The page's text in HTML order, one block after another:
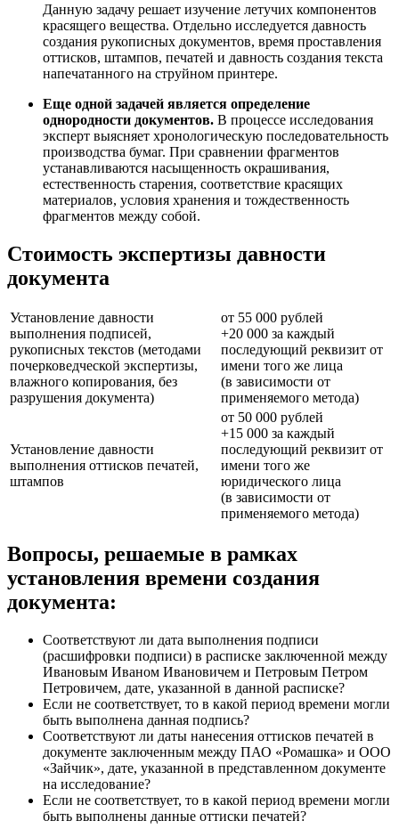
Данную задачу решает изучение летучих компонентов
красящего вещества. Отдельно исследуется давность
создания рукописных документов, время проставления
оттисков, штампов, печатей и давность создания текста
напечатанного на струйном принтере.
Еще одной задачей является определение
однородности документов. В процессе исследования
эксперт выясняет хронологическую последовательность
производства бумаг. При сравнении фрагментов
устанавливаются насыщенность окрашивания,
естественность старения, соответствие красящих
материалов, условия хранения и тождественность
фрагментов между собой.
Стоимость экспертизы давности
документа
Установление давности
выполнения подписей,
рукописных текстов (методами
почерковедческой экспертизы,
влажного копирования, без
разрушения документа)
от 55 000 рублей
+20 000 за каждый
последующий реквизит от
имени того же лица
(в зависимости от
применяемого метода)
Установление давности
выполнения оттисков печатей,
штампов
от 50 000 рублей
+15 000 за каждый
последующий реквизит от
имени того же
юридического лица
(в зависимости от
применяемого метода)
Вопросы, решаемые в рамках
установления времени создания
документа:
Соответствуют ли дата выполнения подписи
(расшифровки подписи) в расписке заключенной между
Ивановым Иваном Ивановичем и Петровым Петром
Петровичем, дате, указанной в данной расписке?
Если не соответствует, то в какой период времени могли
быть выполнена данная подпись?
Соответствуют ли даты нанесения оттисков печатей в
документе заключенным между ПАО «Ромашка» и ООО
«Зайчик», дате, указанной в представленном документе
на исследование?
Если не соответствует, то в какой период времени могли
быть выполнены данные оттиски печатей?